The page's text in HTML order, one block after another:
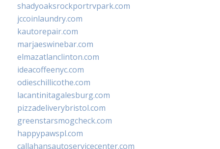
shadyoaksrockportrvpark.com
jccoinlaundry.com
kautorepair.com
marjaeswinebar.com
elmazatlanclinton.com
ideacoffeenyc.com
odieschillicothe.com
lacantinitagalesburg.com
pizzadeliverybristol.com
greenstarsmogcheck.com
happypawspl.com
callahansautoservicecenter.com